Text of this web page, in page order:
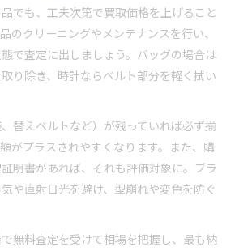
でも、工夫次第で買取価格を上げること
のクリーニングやメンテナンスを行い、
で査定に出しましょう。バッグの場合は
り除き、時計ならベルト部分を軽く拭い
替えベルトなど）が残っていれば必ず揃
がプラスされやすくなります。また、購
明書があれば、それも評価対象に。ブラ
や直射日光を避け、型崩れや変色を防ぐ
無料査定を受けて相場を把握し、最も納